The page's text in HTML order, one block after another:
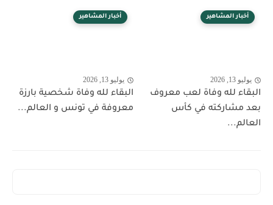
أخبار المشاهير
يوليو 13, 2026
البقاء لله وفاة لعب معروف
بعد مشاركته في كأس
العالم...
أخبار المشاهير
يوليو 13, 2026
البقاء لله وفاة شخصية بارزة
معروفة في تونس و العالم...